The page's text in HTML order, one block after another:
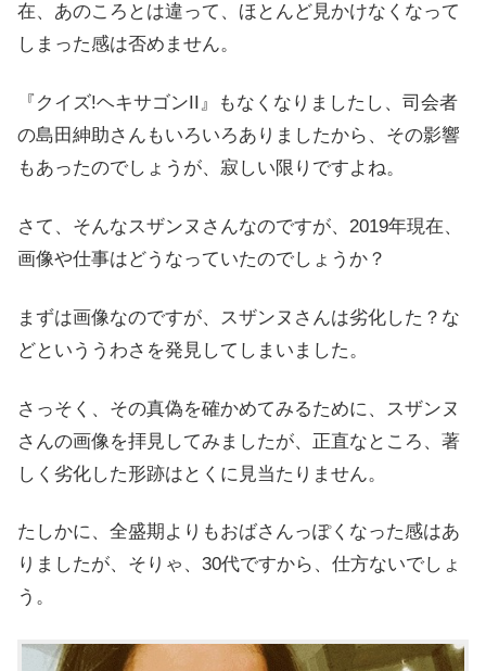
在、あのころとは違って、ほとんど見かけなくなって
しまった感は否めません。
『クイズ!ヘキサゴンII』もなくなりましたし、司会者
の島田紳助さんもいろいろありましたから、その影響
もあったのでしょうが、寂しい限りですよね。
さて、そんなスザンヌさんなのですが、 2019年現在、
画像や仕事はどうなっていたのでしょうか？
まずは画像なのですが、スザンヌさんは劣化した？な
どといううわさを発見してしまいました。
さっそく、その真偽を確かめてみるために、
スザンヌ
さんの画像を拝見してみましたが、正直なところ、著
しく劣化した形跡はとくに見当たりません。
たしかに、全盛期よりもおばさんっぽくなった感はあ
りましたが、そりゃ、30代ですから、仕方ないでしょ
う。